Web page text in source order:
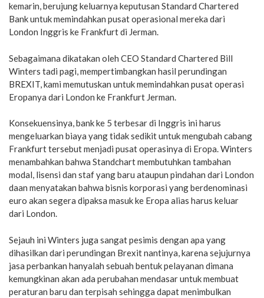
kemarin, berujung keluarnya keputusan Standard Chartered
Bank untuk memindahkan pusat operasional mereka dari
London Inggris ke Frankfurt di Jerman.
Sebagaimana dikatakan oleh CEO Standard Chartered Bill
Winters tadi pagi, mempertimbangkan hasil perundingan
BREXIT, kami memutuskan untuk memindahkan pusat operasi
Eropanya dari London ke Frankfurt Jerman.
Konsekuensinya, bank ke 5 terbesar di Inggris ini harus
mengeluarkan biaya yang tidak sedikit untuk mengubah cabang
Frankfurt tersebut menjadi pusat operasinya di Eropa. Winters
menambahkan bahwa Standchart membutuhkan tambahan
modal, lisensi dan staf yang baru ataupun pindahan dari London
daan menyatakan bahwa bisnis korporasi yang berdenominasi
euro akan segera dipaksa masuk ke Eropa alias harus keluar
dari London.
Sejauh ini Winters juga sangat pesimis dengan apa yang
dihasilkan dari perundingan Brexit nantinya, karena sejujurnya
jasa perbankan hanyalah sebuah bentuk pelayanan dimana
kemungkinan akan ada perubahan mendasar untuk membuat
peraturan baru dan terpisah sehingga dapat menimbulkan